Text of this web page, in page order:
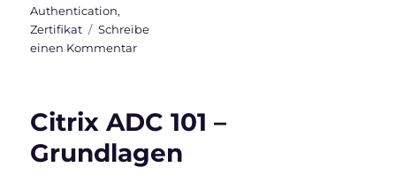
Authentication,
Zertifikat
Schreibe
einen Kommentarzu
im
Citrix ADC 101 –
Grundlagen